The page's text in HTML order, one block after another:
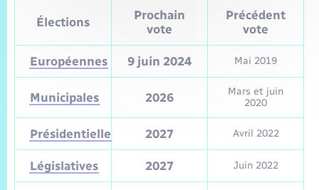
Élections
Prochain
vote
Précédent
vote
Européennes 9 juin 2024 Mai 2019
Municipales 2026
Mars et juin
2020
Présidentielle 2027 Avril 2022
Législatives 2027 Juin 2022